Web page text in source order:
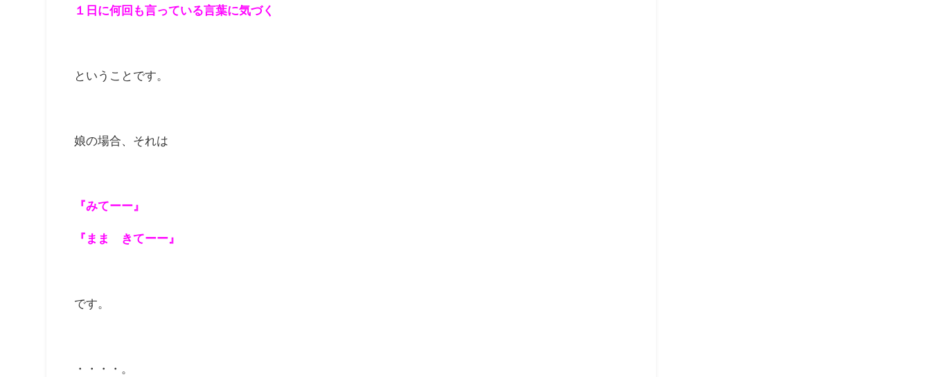
１日に何回も言っている言葉に気づく
ということです。
娘の場合、それは
『みてーー』
『まま きてーー』
です。
・・・・。